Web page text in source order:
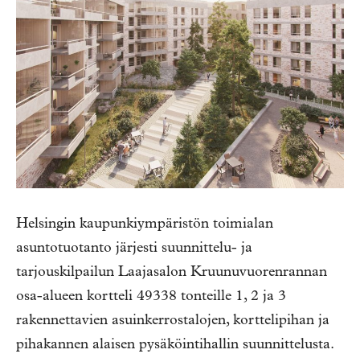
Helsingin kaupunkiympäristön toimialan
asuntotuotanto järjesti suunnittelu- ja
tarjouskilpailun Laajasalon Kruunuvuorenrannan
osa-alueen kortteli 49338 tonteille 1, 2 ja 3
rakennettavien asuinkerrostalojen, korttelipihan ja
pihakannen alaisen pysäköintihallin suunnittelusta.